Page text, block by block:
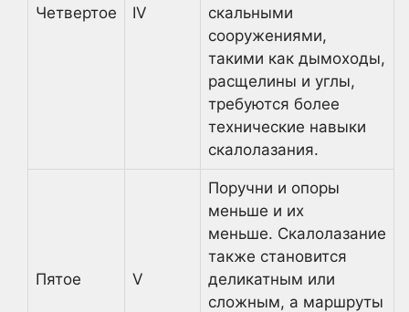
Четвертое IV
скальными
сооружениями,
такими как дымоходы,
расщелины и углы,
требуются более
технические навыки
скалолазания.
Пятое V
Поручни и опоры
меньше и их
меньше. Скалолазание
также становится
деликатным или
сложным, а маршруты